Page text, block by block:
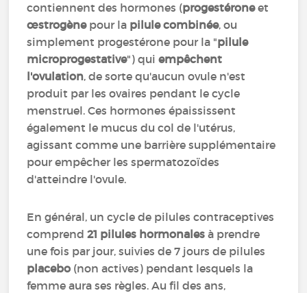
contiennent des hormones (progestéroneet
œstrogène pour la pilule combinée, ou
simplement progestérone pour la "pilule
microprogestative") quiempêchent
l'ovulation, de sorte qu'aucun ovule n'est
produit par les ovaires pendant le cycle
menstruel. Ces hormones épaississent
également le mucus du col de l'utérus,
agissant comme une barrière supplémentaire
pour empêcher les spermatozoïdes
d'atteindre l'ovule.
En général, un cycle de pilules contraceptives
comprend21 pilules hormonales à prendre
une fois par jour, suivies de 7 jours de pilules
placebo (non actives) pendant lesquels la
femme aura ses règles. Au fil des ans,